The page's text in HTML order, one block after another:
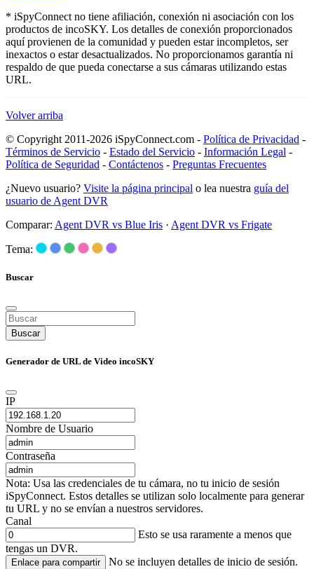
* iSpyConnect no tiene afiliación, conexión ni asociación con los
productos de incoSKY. Los detalles de conexión proporcionados
aquí provienen de la comunidad y pueden estar incompletos, ser
inexactos o estar desactualizados. No proporcionamos garantía ni
respaldo de que pueda conectarse a sus cámaras utilizando estas
URL.
Volver arriba
© Copyright 2011-2026 iSpyConnect.com - Política de Privacidad -
Términos de Servicio - Estado del Servicio - Información Legal -
Política de Seguridad - Contáctenos - Preguntas Frecuentes
¿Nuevo usuario? Visite la página principal o lea nuestra guía del
usuario de Agent DVR
Comparar: Agent DVR vs Blue Iris · Agent DVR vs Frigate
Tema:
Buscar
Buscar
Generador de URL de Video incoSKY
IP
Nombre de Usuario
Contraseña
Nota: Usa las credenciales de tu cámara, no tu inicio de sesión
iSpyConnect. Estos detalles se utilizan solo localmente para generar
tu URL y no se envían a nuestros servidores.
Canal
Esto se usa raramente a menos que
tengas un DVR.
Enlace para compartir No se incluyen detalles de inicio de sesión.